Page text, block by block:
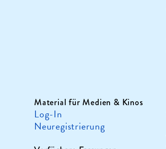
Material für Medien & Kinos
Log-In
Neuregistrierung